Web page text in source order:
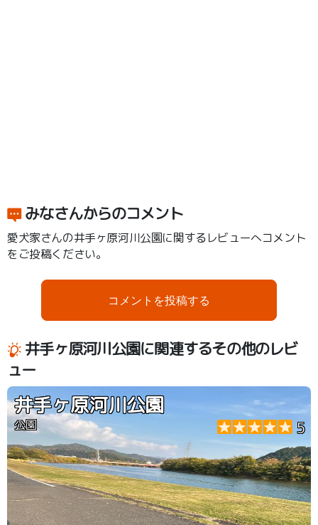
みなさんからのコメント
愛犬家さんの井手ヶ原河川公園に関するレビューへコメント
をご投稿ください。
コメントを投稿する
井手ヶ原河川公園に関連するその他のレビ
ュー
井手ヶ原河川公園
公園 5